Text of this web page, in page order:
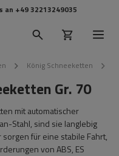
an +49 32213249035
König Schneeketten
Gr. 70
mit automatischer
Stahl, sind sie langlebig
für eine stabile Fahrt,
von ABS, ES